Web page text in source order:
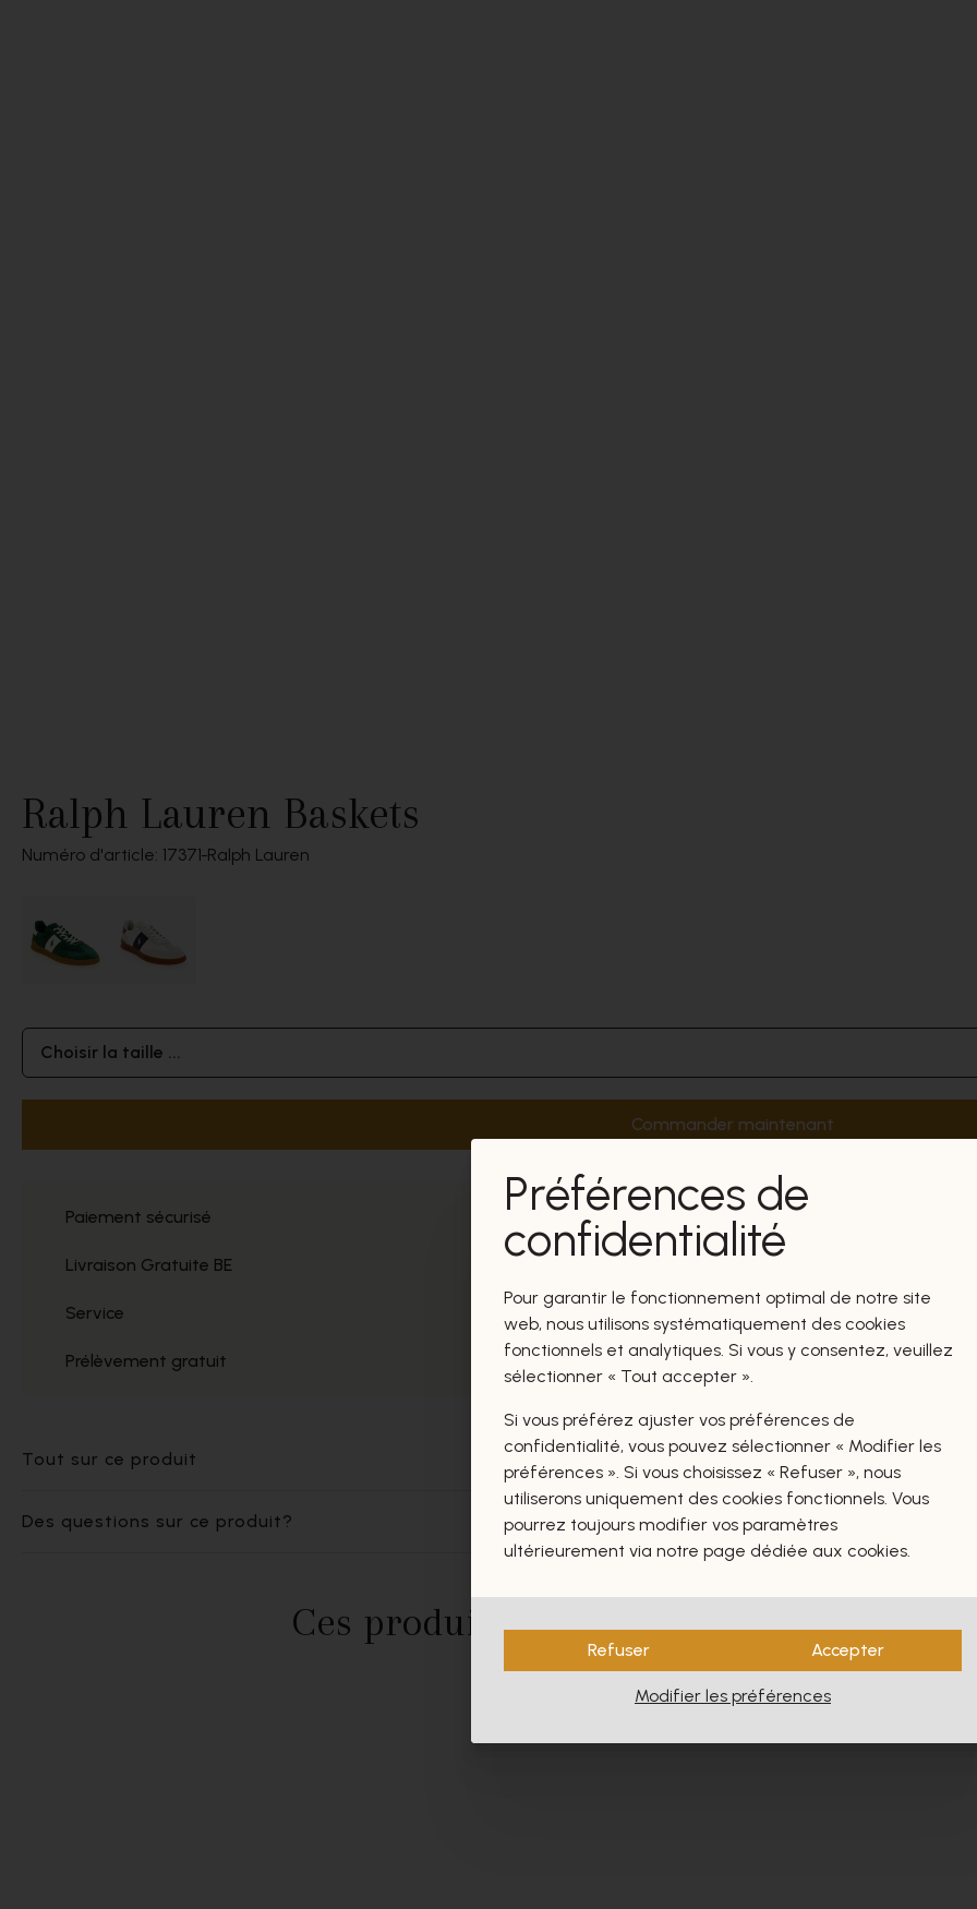
Ralph Lauren Baskets
Numéro d'article: 17371 Ralph Lauren
Choisir la taille ...
Commander maintenant
Paiement sécurisé
Livraison Gratuite BE
Service
Prélèvement gratuit
Tout sur ce produit
Des questions sur ce produit?
Ces produits vous intéresseront
Préférences de
confidentialité
Pour garantir le fonctionnement optimal de notre site
web, nous utilisons systématiquement des cookies
fonctionnels et analytiques. Si vous y consentez, veuillez
sélectionner « Tout accepter ».
Si vous préférez ajuster vos préférences de
confidentialité, vous pouvez sélectionner « Modifier les
préférences ». Si vous choisissez « Refuser », nous
utiliserons uniquement des cookies fonctionnels. Vous
pourrez toujours modifier vos paramètres
ultérieurement via notre page dédiée aux cookies.
Refuser Accepter
Modifier les préférences